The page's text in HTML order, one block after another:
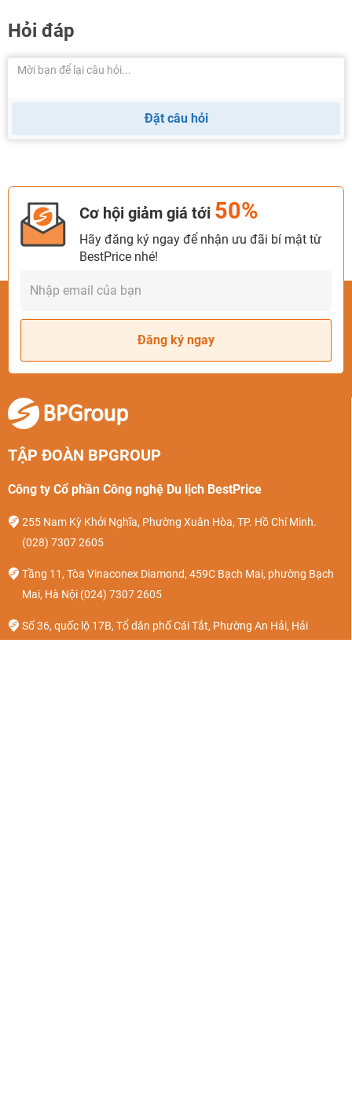
Hỏi đáp
Đặt câu hỏi
Cơ hội giảm giá tới 50%
Hãy đăng ký ngay để nhận ưu đãi bí mật từ
BestPrice nhé!
Đăng ký ngay
TẬP ĐOÀN BPGROUP
Công ty Cổ phần Công nghệ Du lịch BestPrice
255 Nam Kỳ Khởi Nghĩa, Phường Xuân Hòa, TP. Hồ Chí Minh.
(028) 7307 2605
Tầng 11, Tòa Vinaconex Diamond, 459C Bạch Mai, phường Bạch
Mai, Hà Nội (024) 7307 2605
Số 36, quốc lộ 17B, Tổ dân phố Cái Tắt, Phường An Hải, Hải